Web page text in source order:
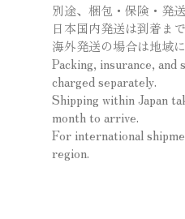
別途、梱包・保険・発
日本国内発送は到着ま
海外発送の場合は地域
Packing, insurance, and
charged separately.
Shipping within Japan
month to arrive.
For international
region.